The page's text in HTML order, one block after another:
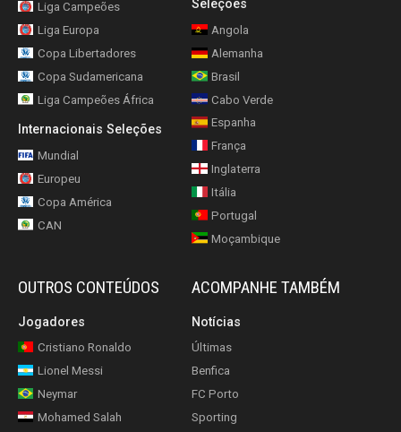
Liga Campeões
Liga Europa
Copa Libertadores
Copa Sudamericana
Liga Campeões África
Internacionais Seleções
Mundial
Europeu
Copa América
CAN
Seleções
Angola
Alemanha
Brasil
Cabo Verde
Espanha
França
Inglaterra
Itália
Portugal
Moçambique
OUTROS CONTEÚDOS
Jogadores
Cristiano Ronaldo
Lionel Messi
Neymar
Mohamed Salah
ACOMPANHE TAMBÉM
Notícias
Últimas
Benfica
FC Porto
Sporting